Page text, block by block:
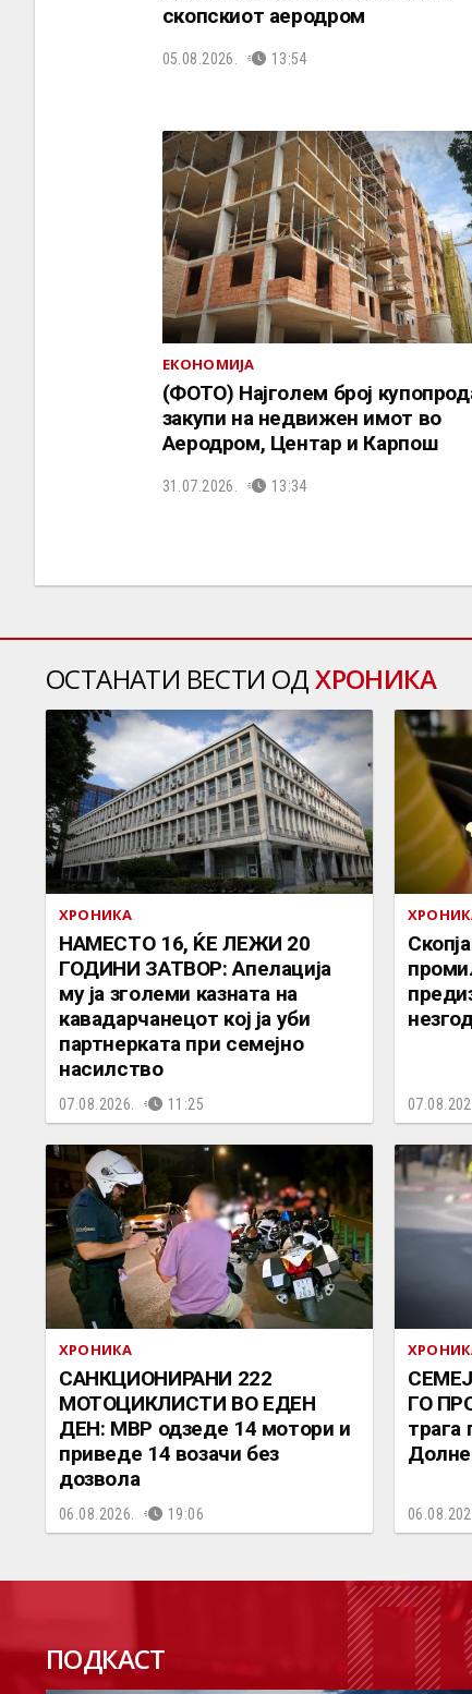
скопскиот аеродром
05.08.2026. 13:54
ЕКОНОМИЈА
(ФОТО) Најголем број
закупи на недвижен имот во
Аеродром, Центар и Карпош
31.07.2026. 13:34
ОСТАНАТИ ВЕСТИ ОДХРОНИКА
ХРОНИКА
НАМЕСТО 16, ЌЕ ЛЕЖИ 20
ГОДИНИ ЗАТВОР: Апелација
му ја зголеми казната на
кавадарчанецот кој ја уби
партнерката при семејно
насилство
07.08.2026. 11:25
ХРОНИКА
САНКЦИОНИРАНИ 222
МОТОЦИКЛИСТИ ВО ЕДЕН
ДЕН: МВР одзеде 14 мотори и
приведе 14 возачи без
дозвола
06.08.2026. 19:06
ГО
ПОДКАСТ